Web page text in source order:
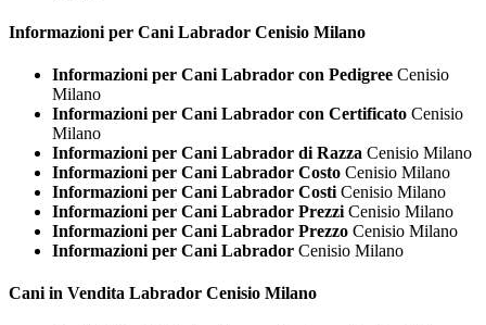
Informazioni per Cani Labrador Cenisio Milano
Informazioni per Cani Labrador con Pedigree Cenisio
Milano
Informazioni per Cani Labrador con Certificato Cenisio
Milano
Informazioni per Cani Labrador di Razza Cenisio Milano
Informazioni per Cani Labrador Costo Cenisio Milano
Informazioni per Cani Labrador Costi Cenisio Milano
Informazioni per Cani Labrador Prezzi Cenisio Milano
Informazioni per Cani Labrador Prezzo Cenisio Milano
Informazioni per Cani Labrador Cenisio Milano
Cani in Vendita Labrador Cenisio Milano